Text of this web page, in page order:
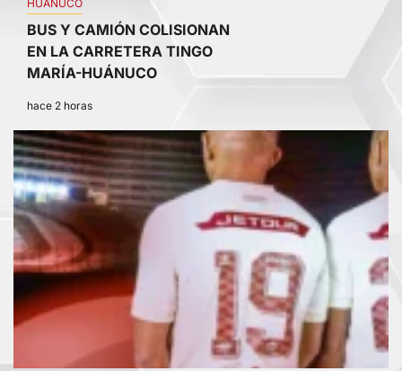
HUANUCO
BUS Y CAMIÓN COLISIONAN
EN LA CARRETERA TINGO
MARÍA-HUÁNUCO
hace 2 horas
4